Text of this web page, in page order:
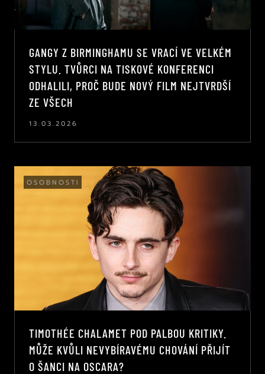
GANGY Z BIRMINGHAMU SE VRACÍ VE VELKÉM
STYLU. TVŮRCI NA TISKOVÉ KONFERENCI
ODHALILI, PROČ BUDE NOVÝ FILM NEJTVRDŠÍ
ZE VŠECH
13.03.2026
OSOBNOSTI
TIMOTHÉE CHALAMET POD PALBOU KRITIKY.
MŮŽE KVŮLI NEVYBÍRAVÉMU CHOVÁNÍ PŘIJÍT
O ŠANCI NA OSCARA?